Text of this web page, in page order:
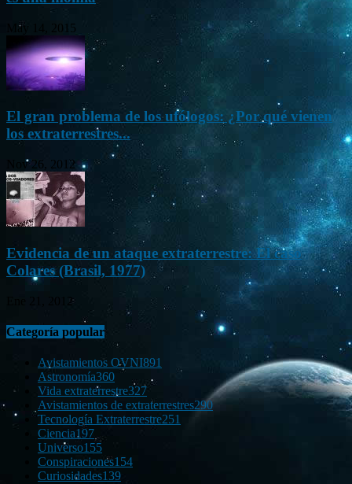
May 14, 2015
El gran problema de los ufólogos: ¿Por qué vienen
los extraterrestres...
Nov 26, 2012
Evidencia de un ataque extraterrestre: El caso
Colares (Brasil, 1977)
Ene 21, 2012
Categoría popular
Avistamientos OVNI891
Astronomía360
Vida extraterrestre327
Avistamientos de extraterrestres290
Tecnología Extraterrestre251
Ciencia197
Universo155
Conspiraciones154
Curiosidades139